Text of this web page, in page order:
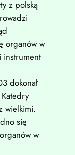
z polską
organów w
instrument
dokonał
wielkimi.
się
w